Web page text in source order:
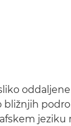
jeziku